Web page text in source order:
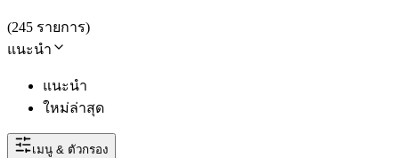
(245 รายการ)
แนะนำ
แนะนำ
ใหม่ล่าสุด
เมนู & ตัวกรอง